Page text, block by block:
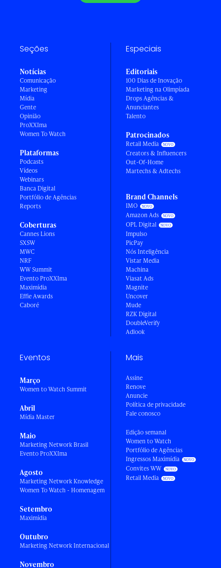
Seções
Notícias
Comunicação
Marketing
Mídia
Gente
Opinião
ProXXIma
Women To Watch
Plataformas
Podcasts
Vídeos
Webinars
Banca Digital
Portfólio de Agências
Reports
Coberturas
Cannes Lions
SXSW
MWC
NRF
WW Summit
Evento ProXXIma
Maximídia
Effie Awards
Caboré
Especiais
Editoriais
100 Dias de Inovação
Marketing na Olimpíada
Drops Agências &
Anunciantes
Talento
Patrocinados
Retail Media
Creators & Influencers
Out-Of-Home
Martechs & Adtechs
Brand Channels
IMO
Amazon Ads
OPL Digital
Impulso
PicPay
Nós Inteligência
Vistar Media
Machina
Viasat Ads
Magnite
Uncover
Mude
RZK Digital
DoubleVerify
Adlook
Eventos
Março
Women to Watch Summit
Abril
Mídia Master
Maio
Marketing Network Brasil
Evento ProXXIma
Agosto
Marketing Network Knowledge
Women To Watch - Homenagem
Setembro
Maximídia
Outubro
Marketing Network Internacional
Novembro
Mais
Assine
Renove
Anuncie
Política de privacidade
Fale conosco
Edição semanal
Women to Watch
Portfólio de Agências
Ingressos Maximídia
Convites WW
Retail Media